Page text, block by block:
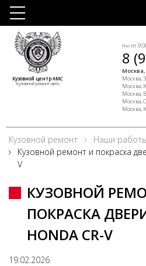
Кузовной центр АМС
Кузовной ремонт авто
пн-пт
8
Москва,
Москва,
Москва,
Москва,
Москва,
Москва,
Кузовной ремонт Наши
Кузовной ремонт и покраска
V
КУЗОВНОЙ
ПОКРАСКА
HONDA CR-V
19.02.2026